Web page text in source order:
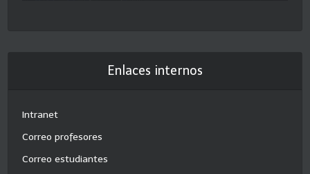
Enlaces internos
Intranet
Correo profesores
Correo estudiantes